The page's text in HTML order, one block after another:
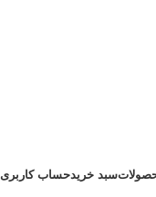
سبد خریدحساب کاربری